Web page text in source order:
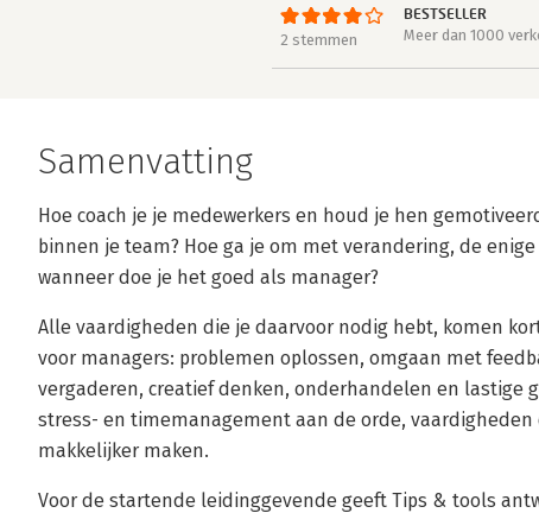
2 stemmen
BESTSELLER
Meer dan 1000
Samenvatting
Hoe coach je je medewerkers en houd je hen
binnen je team? Hoe ga je om met verandering, de
wanneer doe je het goed als manager?
Alle vaardigheden die je daarvoor nodig hebt, komen
voor managers: problemen oplossen, omgaan met
vergaderen, creatief denken, onderhandelen en lastige
stress- en timemanagement aan de orde,
makkelijker maken.
Voor de startende leidinggevende geeft Tips & tools